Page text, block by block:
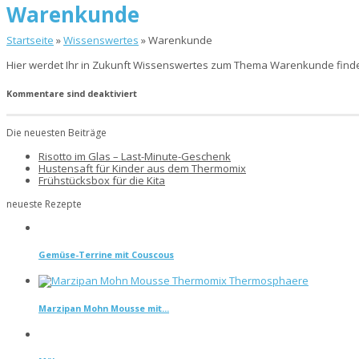
Warenkunde
Startseite »Wissenswertes »Warenkunde
Hier werdet Ihr in Zukunft Wissenswertes zum Thema Warenkunde
Kommentare sind deaktiviert
Die neuesten Beiträge
Risotto im Glas – Last-Minute-Geschenk
Hustensaft für Kinder aus dem Thermomix
Frühstücksbox für die Kita
neueste Rezepte
Gemüse-Terrine mit Couscous
Marzipan Mohn Mousse mit...